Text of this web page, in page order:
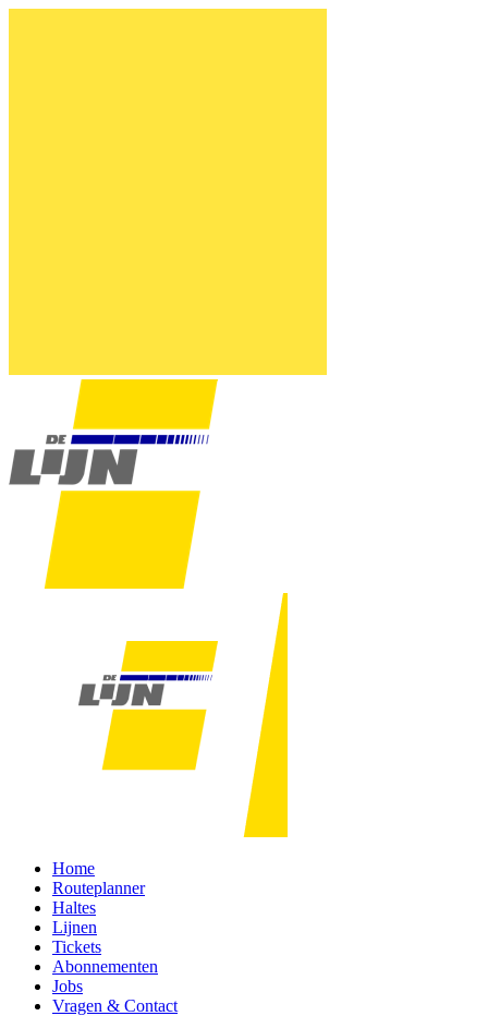
Home
Routeplanner
Haltes
Lijnen
Tickets
Abonnementen
Jobs
Vragen & Contact